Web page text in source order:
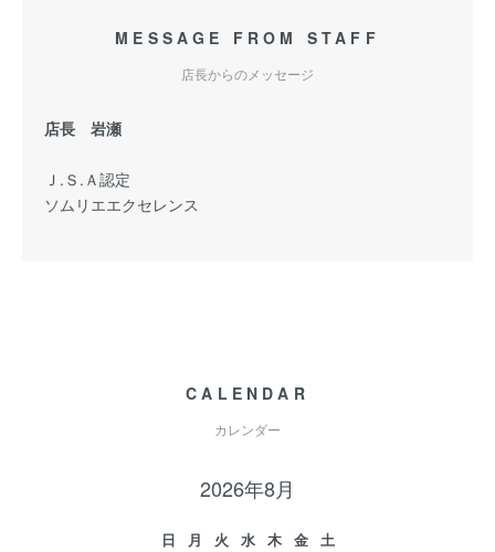
MESSAGE FROM STAFF
店長からのメッセージ
店長 岩瀬
Ｊ.Ｓ.Ａ認定
ソムリエエクセレンス
CALENDAR
カレンダー
2026年8月
日 月 火 水 木 金
土